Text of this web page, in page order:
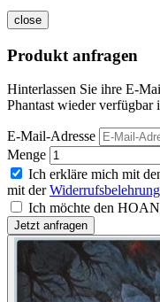
close
Produkt anfragen
Hinterlassen Sie ihre E-
Phantast wieder verfügbar
E-Mail-Adresse
Menge
Ich erkläre mich mit
mit derWiderrufsbelehrung
Ich möchte den